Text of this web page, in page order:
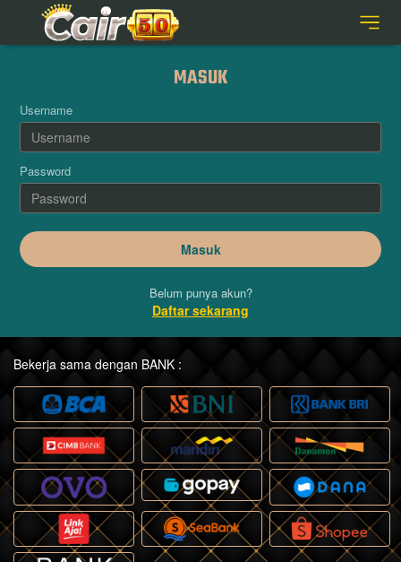
MASUK
Username
Password
Belum punya akun?
Daftar sekarang
Bekerja sama dengan BANK :